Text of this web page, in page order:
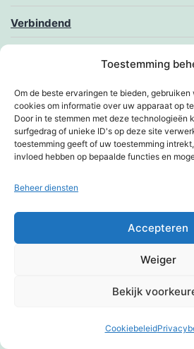
Toestemming
Om de beste ervaringen te bieden,
cookies om informatie over uw apparaat op
Door in te stemmen met deze technologieën
surfgedrag of unieke ID's op deze site
toestemming geeft of uw toestemming
invloed hebben op bepaalde functies en
Beheer diensten
Accepteren
Weiger
Bekijk
Cookiebeleid
Verbindend
Vind je geluk
Virtueel fietsen voor
Vroeger was alles beter
Waar gaat ze toch heen?